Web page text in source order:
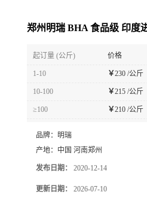
郑州明瑞 BHA 食品级 印度
起订量 (公斤) 价格
1-10 ￥230 /公斤
10-100 ￥215 /公斤
≥100 ￥210 /公斤
品牌： 明瑞
产地： 中国 河南郑州
发布日期： 2020-12-14
更新日期： 2026-07-10